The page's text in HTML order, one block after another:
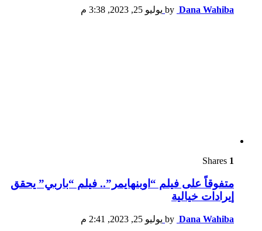
by Dana Wahiba يوليو 25, 2023, 3:38 م
1
متفوقاً على فيلم “اوبنهايمر”.. فيلم “باربي” يحقق
إيرادات خيالية
by Dana Wahiba يوليو 25, 2023, 2:41 م